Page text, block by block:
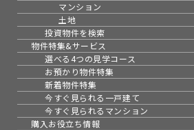
マンション
土地
投資物件を検索
物件特集&サービス
選べる4つの見学コース
お預かり物件特集
新着物件特集
今すぐ見られる一戸建て
今すぐ見られるマンション
購入お役立ち情報